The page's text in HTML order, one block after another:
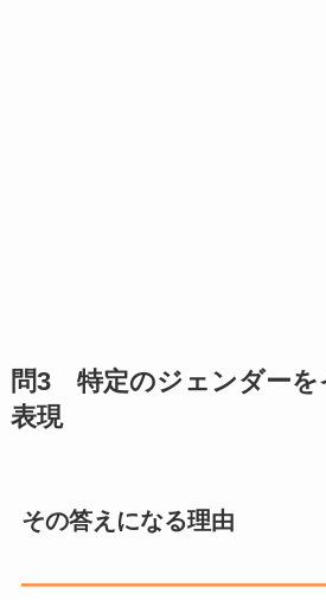
問3 特定のジェンダーを
表現
その答えになる理由